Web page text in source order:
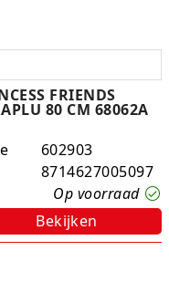
FRIENDS
80 CM 68062A
602903
8714627005097
Op voorraad
Bekijken